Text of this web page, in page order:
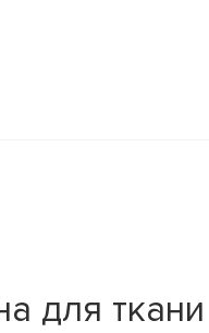
для